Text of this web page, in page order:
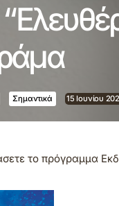
Σημαντικά 15 Ιουνίου
το πρόγραμμα